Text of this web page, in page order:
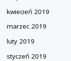
kwiecień 2019
marzec 2019
luty 2019
styczeń 2019